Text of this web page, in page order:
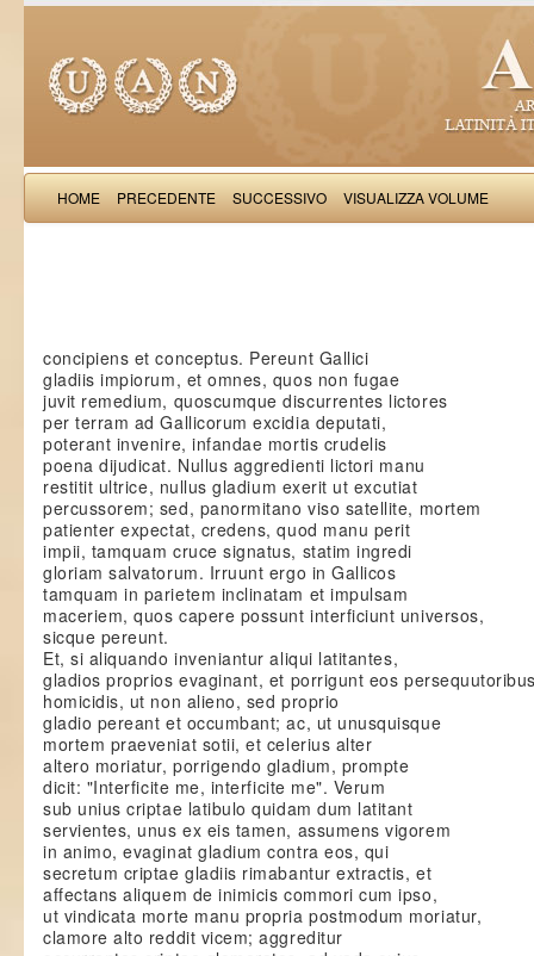
HOME PRECEDENTE SUCCESSIVO VISUALIZZA VOLUME
concipiens et conceptus. Pereunt Gallici
gladiis impiorum, et omnes, quos non fugae
juvit remedium, quoscumque discurrentes lictores
per terram ad Gallicorum excidia deputati,
poterant invenire, infandae mortis crudelis
poena dijudicat. Nullus aggredienti lictori manu
restitit ultrice, nullus gladium exerit ut excutiat
percussorem; sed, panormitano viso satellite, mortem
patienter expectat, credens, quod manu perit
impii, tamquam cruce signatus, statim ingredi
gloriam salvatorum. Irruunt ergo in Gallicos
tamquam in parietem inclinatam et impulsam
maceriem, quos capere possunt interficiunt universos,
sicque pereunt.
Et, si aliquando inveniantur aliqui latitantes,
gladios proprios evaginant, et porrigunt eos
homicidis, ut non alieno, sed proprio
gladio pereant et occumbant; ac, ut unusquisque
mortem praeveniat sotii, et celerius alter
altero moriatur, porrigendo gladium, prompte
dicit: "Interficite me, interficite me". Verum
sub unius criptae latibulo quidam dum latitant
servientes, unus ex eis tamen, assumens vigorem
in animo, evaginat gladium contra eos, qui
secretum criptae gladiis rimabantur extractis, et
affectans aliquem de inimicis commori cum ipso,
ut vindicata morte manu propria postmodum moriatur,
clamore alto reddit vicem; aggreditur